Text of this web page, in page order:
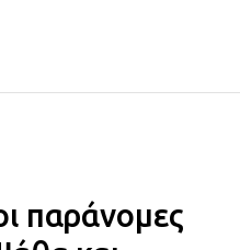
έσπασε
μπήκε μέσα σε μαγαζί
παράνομες